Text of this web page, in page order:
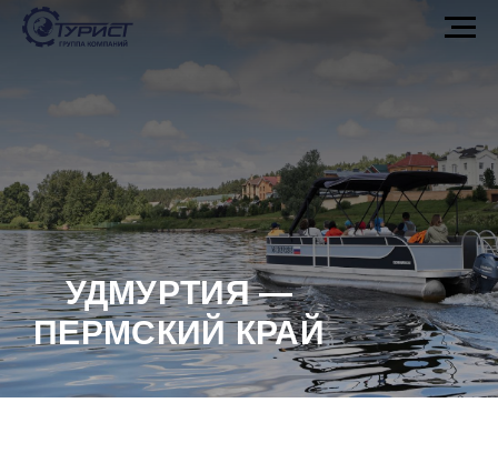
УДМУРТИЯ —
ПЕРМСКИЙ КРАЙ